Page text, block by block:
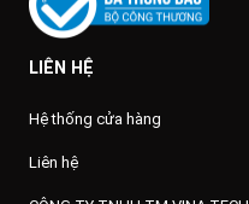
LIÊN HỆ
Hệ thống cửa hàng
Liên hệ